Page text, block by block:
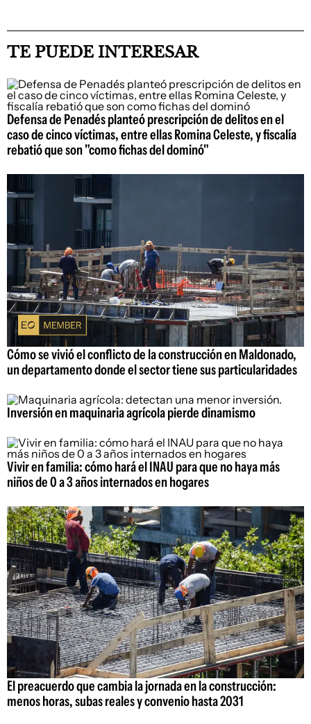
TE PUEDE INTERESAR
Defensa de Penadés planteó prescripción de delitos en el
caso de cinco víctimas, entre ellas Romina Celeste, y fiscalía
rebatió que son "como fichas del dominó"
Cómo se vivió el conflicto de la construcción en Maldonado,
un departamento donde el sector tiene sus particularidades
Inversión en maquinaria agrícola pierde dinamismo
Vivir en familia: cómo hará el INAU para que no haya más
niños de 0 a 3 años internados en hogares
El preacuerdo que cambia la jornada en la construcción:
menos horas, subas reales y convenio hasta 2031